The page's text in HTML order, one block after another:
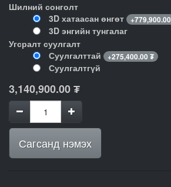
Шилний сонголт
3D хатаасан өнгөт
+779,900.00
3D энгийн тунгалаг
Угсралт суулгалт
Суулгалттай
+275,400.00 ₮
Суулгалтгүй
3,140,900.00₮
Сагсанд нэмэх